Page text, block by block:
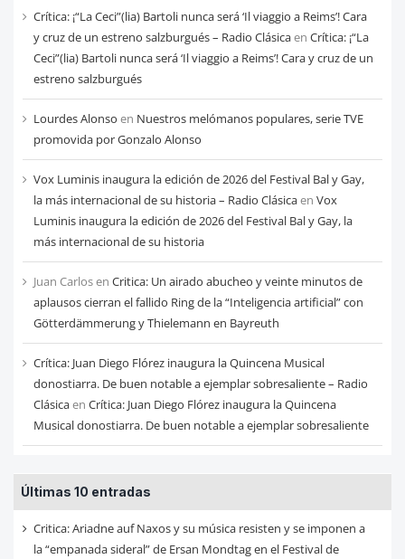
cada
mes
Crítica: ¡“La Ceci”(lia) Bartoli nunca será ‘Il viaggio a Reims’! Cara
y cruz de un estreno salzburgués – Radio Clásicaen Crítica: ¡“La
Ceci”(lia) Bartoli nunca será ‘Il viaggio a Reims’! Cara y cruz de un
estreno salzburgués
Lourdes Alonso en Nuestros melómanos populares, serie TVE
promovida por Gonzalo Alonso
Vox Luminis inaugura la edición de 2026 del Festival Bal y Gay,
la más internacional de su historia – Radio Clásicaen Vox
Luminis inaugura la edición de 2026 del Festival Bal y Gay, la
más internacional de su historia
Juan Carlosen Critica: Un airado abucheo y veinte minutos de
aplausos cierran el fallido Ring de la “Inteligencia artificial” con
Götterdämmerung y Thielemann en Bayreuth
Crítica: Juan Diego Flórez inaugura la Quincena Musical
donostiarra. De buen notable a ejemplar sobresaliente – Radio
Clásicaen Crítica: Juan Diego Flórez inaugura la Quincena
Musical donostiarra. De buen notable a ejemplar sobresaliente
Últimas 10 entradas
Critica: Ariadne auf Naxos y su música resisten y se imponen a
la “empanada sideral” de Ersan Mondtag en el Festival de